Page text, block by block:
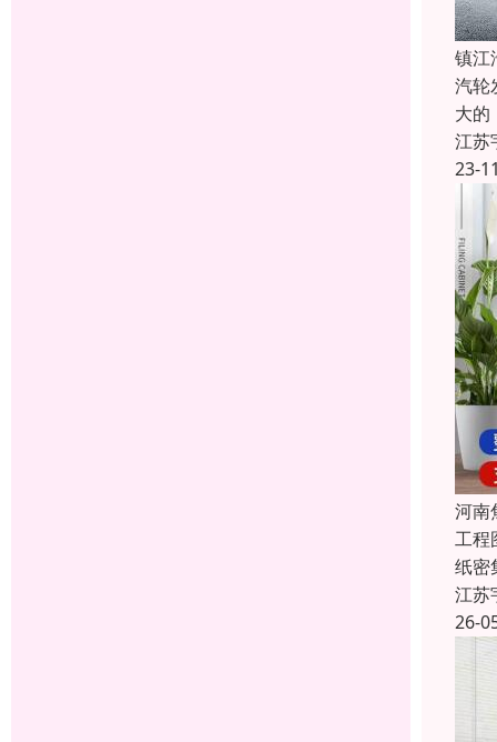
镇江
汽轮
大的
江苏
23-
河南
工程
纸密
江苏
26-